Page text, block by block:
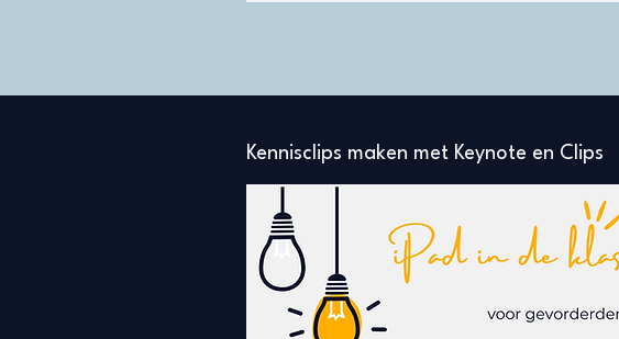
Kennisclips maken met Keynote en Clips